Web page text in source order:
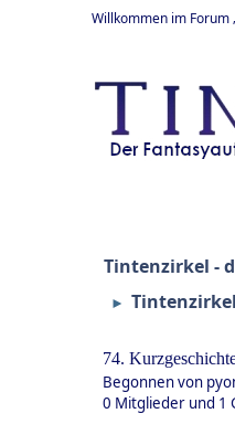
Willkommen im Forum
Tintenzirkel -
► Tintenzirkel
74.
Begonnen von
0 Mitglieder und 1